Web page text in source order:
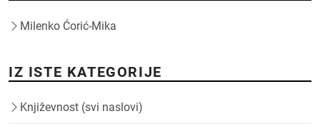
Milenko Ćorić-Mika
IZ ISTE KATEGORIJE
Književnost (svi naslovi)